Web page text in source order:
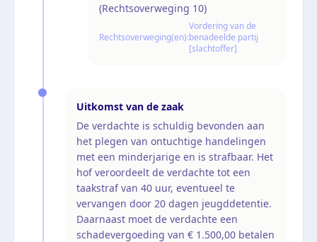
(Rechtsoverweging 10)
Rechtsoverweging(en):
Vordering van de
benadeelde partij
[slachtoffer]
Uitkomst van de zaak
De verdachte is schuldig bevonden aan
het plegen van ontuchtige handelingen
met een minderjarige en is strafbaar. Het
hof veroordeelt de verdachte tot een
taakstraf van 40 uur, eventueel te
vervangen door 20 dagen jeugddetentie.
Daarnaast moet de verdachte een
schadevergoeding van € 1.500,00 betalen